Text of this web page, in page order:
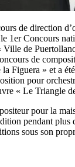
de direction
1er Concours
Ville de
de
Figuera » et a
pour
« Le Triangle
pour la
pendant plus
sous son